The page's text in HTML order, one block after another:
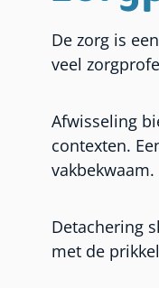
De zorg is
veel
Afwisseling
contexten.
vakbekwaam.
Detachering
met de